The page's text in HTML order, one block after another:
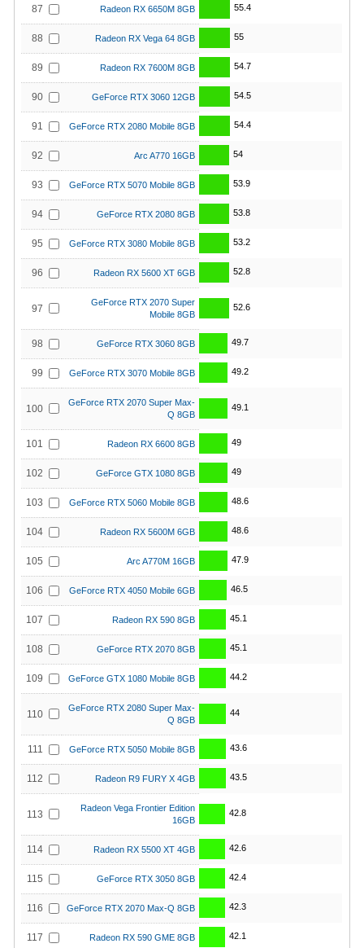
87 Radeon RX 6650M 8GB 55.4
88 Radeon RX Vega 64 8GB 55
89 Radeon RX 7600M 8GB 54.7
90 GeForce RTX 3060 12GB 54.5
91 GeForce RTX 2080 Mobile 8GB 54.4
92 Arc A770 16GB 54
93 GeForce RTX 5070 Mobile 8GB 53.9
94 GeForce RTX 2080 8GB 53.8
95 GeForce RTX 3080 Mobile 8GB 53.2
96 Radeon RX 5600 XT 6GB 52.8
97
GeForce RTX 2070 Super
Mobile 8GB
52.6
98 GeForce RTX 3060 8GB 49.7
99 GeForce RTX 3070 Mobile 8GB 49.2
100
GeForce RTX 2070 Super Max-
Q 8GB
49.1
101 Radeon RX 6600 8GB 49
102 GeForce GTX 1080 8GB 49
103 GeForce RTX 5060 Mobile 8GB 48.6
104 Radeon RX 5600M 6GB 48.6
105 Arc A770M 16GB 47.9
106 GeForce RTX 4050 Mobile 6GB 46.5
107 Radeon RX 590 8GB 45.1
108 GeForce RTX 2070 8GB 45.1
109 GeForce GTX 1080 Mobile 8GB 44.2
110
GeForce RTX 2080 Super Max-
Q 8GB
44
111 GeForce RTX 5050 Mobile 8GB 43.6
112 Radeon R9 FURY X 4GB 43.5
113
Radeon Vega Frontier Edition
16GB
42.8
114 Radeon RX 5500 XT 4GB 42.6
115 GeForce RTX 3050 8GB 42.4
116 GeForce RTX 2070 Max-Q 8GB 42.3
117 Radeon RX 590 GME 8GB 42.1